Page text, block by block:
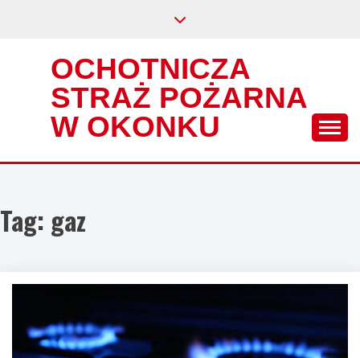
OCHOTNICZA
STRAŻ POŻARNA
W OKONKU
Tag: gaz